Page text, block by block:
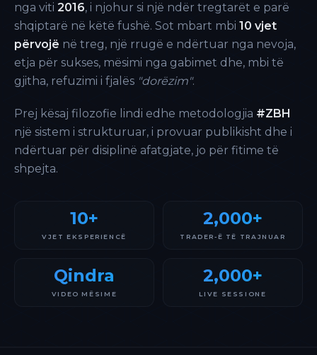
nga viti 2016, i njohur si një ndër tregtarët e parë
shqiptarë në këtë fushë. Sot mbart mbi 10 vjet
përvojë në treg, një rrugë e ndërtuar nga nevoja,
etja për sukses, mësimi nga gabimet dhe, mbi të
gjitha, refuzimi i fjalës "dorëzim".
Prej kësaj filozofie lindi edhe metodologjia #ZBH
një sistem i strukturuar, i provuar publikisht dhe i
ndërtuar për disiplinë afatgjate, jo për fitime të
shpejta.
10+
VJET EKSPERIENCË
2,000+
TRADER-Ë TË TRAJNUAR
Qindra
VIDEO MËSIME
2,000+
LIVE SESSIONE